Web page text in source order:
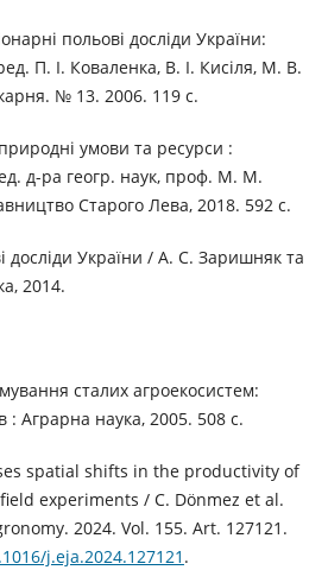
польові досліди України:
П. І. Коваленка, В. І. Кисіля, М. В.
№ 13. 2006. 119 с.
умови та ресурси :
д-ра геогр. наук, проф. М. М.
Старого Лева, 2018. 592 с.
досліди України / А. С. Заришняк та
2014.
сталих агроекосистем:
: Аграрна наука, 2005. 508 с.
spatial shifts in the productivity of
experiments / C. Dönmez et al.
2024. Vol. 155. Art. 127121.
j.eja.2024.127121 .